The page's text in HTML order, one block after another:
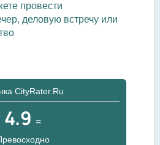
провести
деловую встречу или
CityRater.Ru
4.9 =